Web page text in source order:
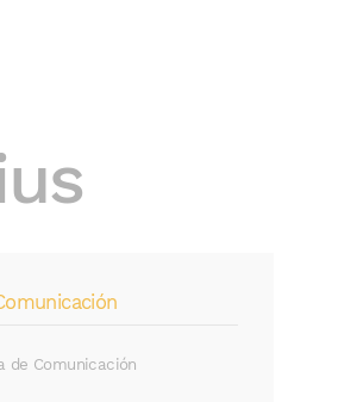
de Comunicación